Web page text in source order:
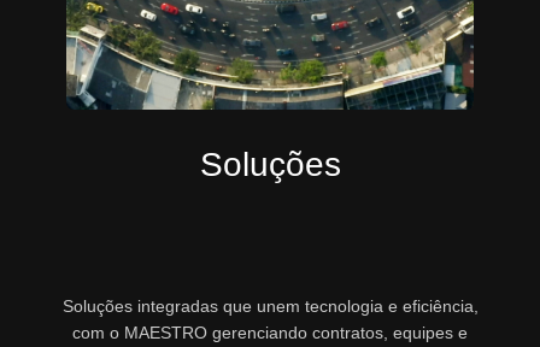
Soluções
Soluções integradas que unem tecnologia e eficiência,
com o MAESTRO gerenciando contratos, equipes e